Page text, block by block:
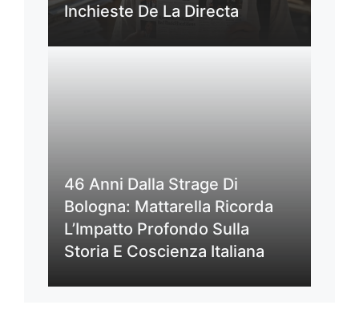
Inchieste De La Directa
46 Anni Dalla Strage Di
Bologna: Mattarella Ricorda
L’Impatto Profondo Sulla
Storia E Coscienza Italiana